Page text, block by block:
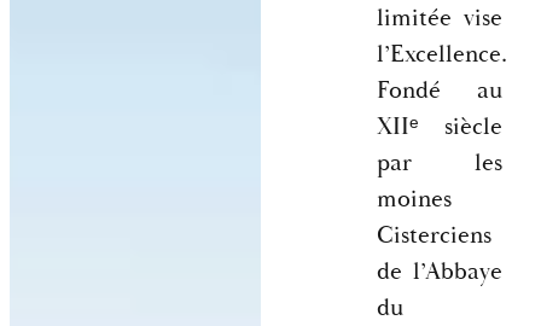
limitée vise
l’Excellence.
Fondé au
XIIᵉ siècle
par les
moines
Cisterciens
de l’Abbaye
du